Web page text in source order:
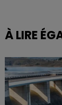
À LIRE